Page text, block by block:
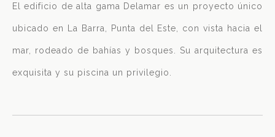
El edificio de alta gama Delamar es un proyecto único
ubicado en La Barra, Punta del Este, con vista hacia el
mar, rodeado de bahías y bosques. Su arquitectura es
exquisita y su piscina un privilegio.